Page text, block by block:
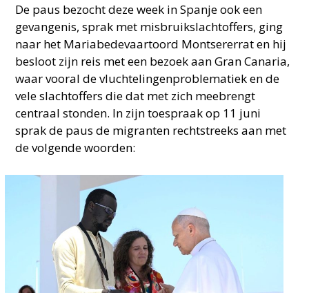
De paus bezocht deze week in Spanje ook een
gevangenis, sprak met misbruikslachtoffers, ging
naar het Mariabedevaartoord Montsererrat en hij
besloot zijn reis met een bezoek aan Gran Canaria,
waar vooral de vluchtelingenproblematiek en de
vele slachtoffers die dat met zich meebrengt
centraal stonden. In zijn toespraak op 11 juni
sprak de paus de migranten rechtstreeks aan met
de volgende woorden: